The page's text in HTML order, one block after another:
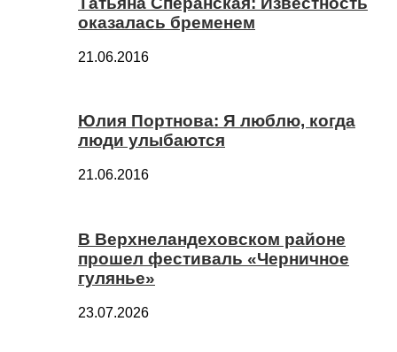
оказалась бременем
21.06.2016
Юлия Портнова: Я люблю, когда
люди улыбаются
21.06.2016
В Верхнеландеховском районе
прошел фестиваль «Черничное
гулянье»
23.07.2026